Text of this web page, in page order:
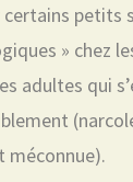
petits
» chez
adultes qui
méconnue).